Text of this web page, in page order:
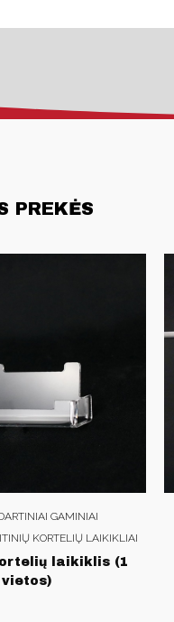
PREKĖS
GAMINIAI
KORTELIŲ LAIKIKLIAI
laikiklis (1
vietos)